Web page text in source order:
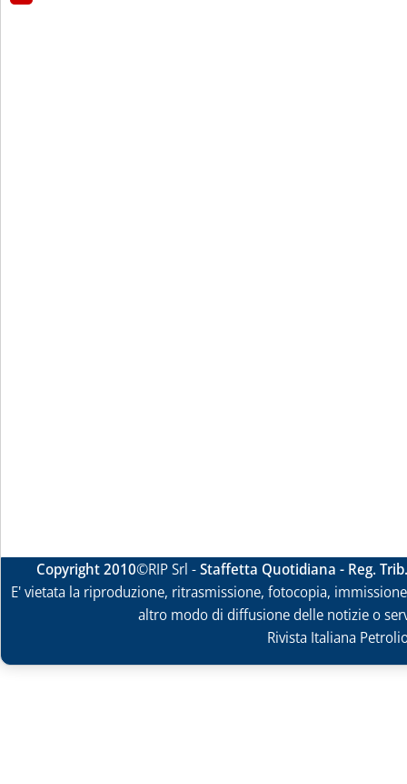
Copyright 2010©RIP Srl -Staffetta Quotidiana - Reg.
E' vietata la riproduzione, ritrasmissione, fotocopia,
altro modo di diffusione delle notizie o
Rivista Italiana